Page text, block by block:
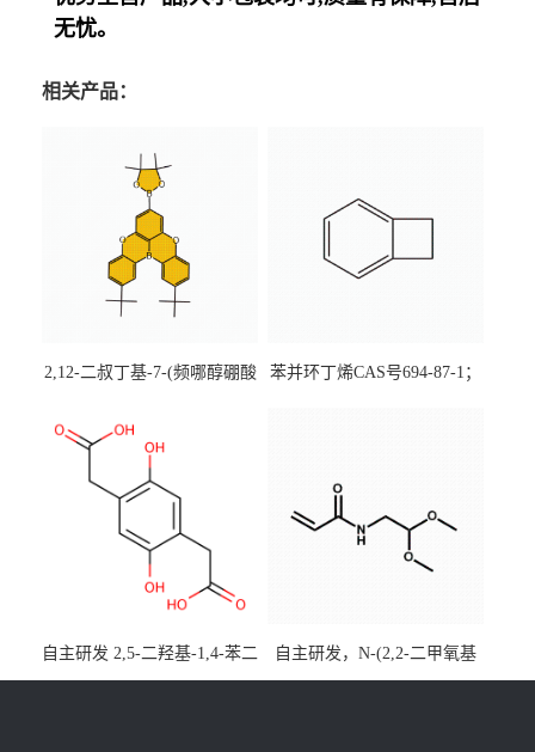
无忧。
相关产品：
2,12-二叔丁基-7-(频哪醇硼酸
[3,2,1-de]蒽CAS号2648896-
装，实验室现货直发
苯并环丁烯CAS号694-87-1；
自主研发 2,5-二羟基-1,4-苯二
乙酸CAS号5488-16-4；公斤
自主研发，N-(2,2-二甲氧基
乙基)丙烯酰胺CAS号49707-